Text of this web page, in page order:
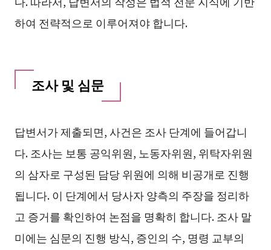
하여 전략적으로 이루어져야 합니다.
조사 및 심문
답변서가 제출되면, 사건은 조사 단계에 들어갑니
다. 조사는 보통 공익위원, 노동자위원, 위탁자위원
의 삼자로 구성된 담당 위원에 의해 비공개로 진행
됩니다. 이 단계에서 당사자 양측의 주장을 정리하
고 증거를 확인하여 논점을 명확히 합니다. 조사 말
미에는 심문의 진행 방식, 증인의 수, 명령 교부의